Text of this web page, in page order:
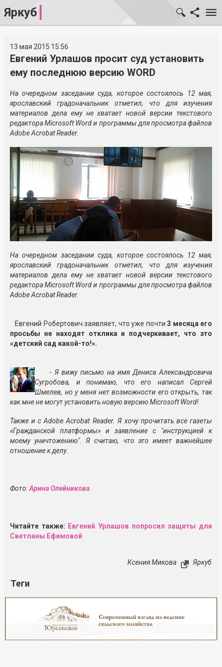
Яркуб
13 мая 2015 15:56
Евгений Урлашов просит суд установить
ему последнюю версию WORD
На очередном заседании суда, которое состоялось 12 мая,
ярославский градоначальник отметил, что для изучения
материалов дела ему не хватает новой версии текстового
редактора Microsoft Word и программы для просмотра файлов
Adobe Acrobat Reader.
На очередном заседании суда, которое состоялось 12 мая,
ярославский градоначальник отметил, что для изучения
материалов дела ему не хватает новой версии текстового
редактора Microsoft Word и программы для просмотра файлов
Adobe Acrobat Reader.
Евгений Робертович заявляет, что уже почти3 месяца его
просьбы не находят отклика и подчеркивает, что это
«детский сад какой-то!».
- Я вижу письмо на имя Дениса Александровича
Сугробова, и понимаю, что его написал Сергей
Шмелев, но у меня нет возможности его открыть, так
как мне не могут установить новую версию Microsoft Word!
Также и с Adobe Acrobat Reader. Я хочу прочитать все газеты
«Гражданской платформы» и заявление с "инструкцией к
моему уничтожению". Я считаю, что это имеет важнейшее
отношение к делу.
Фото:Арина Олейникова
Читайте также: Евгений Урлашов попросил защиты для
Светланы Ефимовой
Ксения Микова Яркуб
Теги